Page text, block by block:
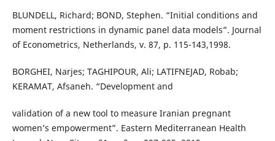
BLUNDELL, Richard; BOND, Stephen. “Initial conditions and
moment restrictions in dynamic panel data models”. Journal
of Econometrics, Netherlands, v. 87, p. 115-143,1998.
BORGHEI, Narjes; TAGHIPOUR, Ali; LATIFNEJAD, Robab;
KERAMAT, Afsaneh. “Development and
validation of a new tool to measure Iranian pregnant
women’s empowerment”. Eastern Mediterranean Health